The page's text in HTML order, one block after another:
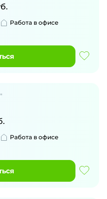
Работа в офисе
Работа в офисе